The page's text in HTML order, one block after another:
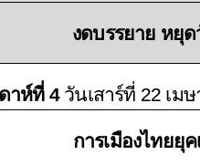
งดบรรยาย หยุ
าห์ที่ 4 วันเสาร์ที่ 22 เม
การเมืองไทย